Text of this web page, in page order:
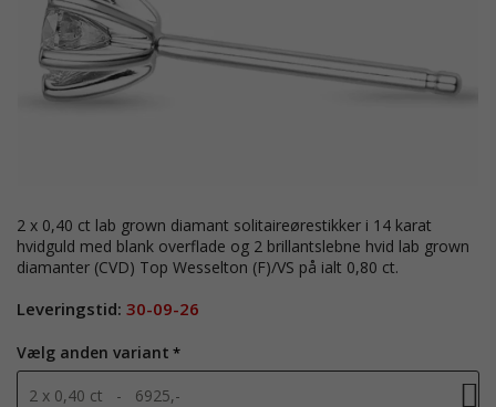
2 x 0,40 ct lab grown diamant solitaireørestikker i 14 karat
hvidguld med blank overflade og 2 brillantslebne hvid lab grown
diamanter (CVD) Top Wesselton (F)/VS på ialt 0,80 ct.
Leveringstid: 30-09-26
Vælg anden variant
2 x 0,40 ct - 6925,-